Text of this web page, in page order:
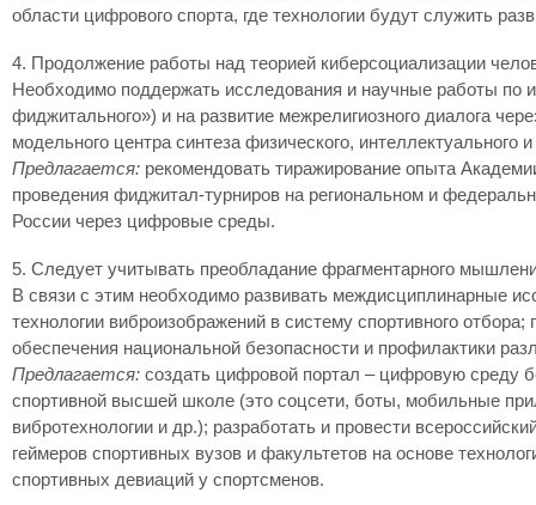
области цифрового спорта, где технологии будут служить
4. Продолжение работы над теорией киберсоциализации
Необходимо поддержать исследования и научные работы по
фиджитального») и на развитие межрелигиозного диалога
модельного центра синтеза физического,
Предлагается: рекомендовать тиражирование опыта
проведения фиджитал-турниров на региональном и
России через цифровые среды.
5. Следует учитывать преобладание фрагментарного
В связи с этим необходимо развивать междисциплинарные
технологии виброизображений в систему спортивного
обеспечения национальной безопасности и профилактики
Предлагается: создать цифровой портал – цифровую среду
спортивной высшей школе (это соцсети, боты, мобильные
вибротехнологии и др.); разработать и провести
геймеров спортивных вузов и факультетов на основе
спортивных девиаций у спортсменов.